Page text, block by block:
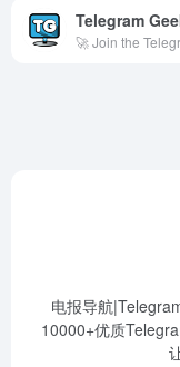
Telegram
电报导航
10000+优质